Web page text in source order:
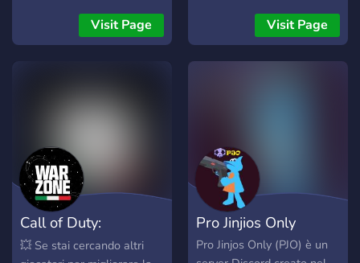
più facile durante la tua
permanenza nel server. -
della feeder squad). -
riguardi stanze, ruoli,
sistemi interni al server,
ecc... ) è spiegata nel
server.
o semplicemente passare il
tempo, questo è di sicuro il
Community attiva e
scherzosa ・🌻︲Un
non tossico ・🥛︲Staff
attivo e simpatico ・🌱︲
Eventi, podcast e giochi a
squadre
Visit Page Visit Page
Call of Duty:
Warzone Italia
💥 Se stai cercando altri
Pro Jinjios Only
Pro Jinjos Only (PJO) è un